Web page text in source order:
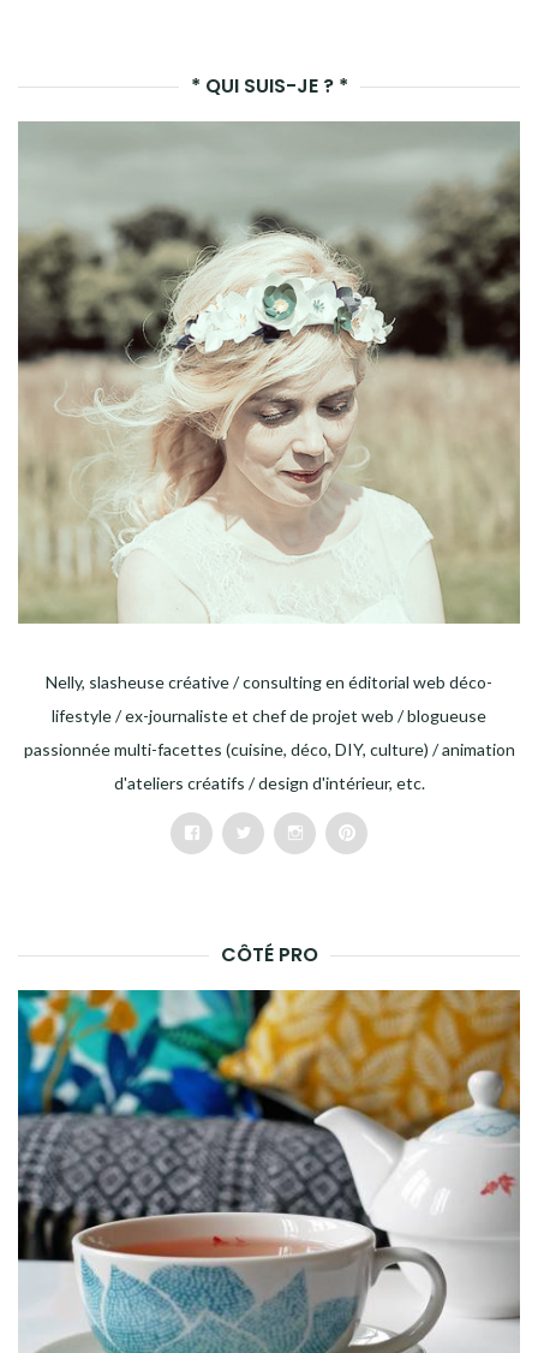
* QUI SUIS-JE ? *
Nelly, slasheuse créative / consulting en éditorial web déco-
lifestyle / ex-journaliste et chef de projet web / blogueuse
passionnée multi-facettes (cuisine, déco, DIY, culture) / animation
d'ateliers créatifs / design d'intérieur, etc.
FacebookTwitterInstagramPinterest
CÔTÉ PRO